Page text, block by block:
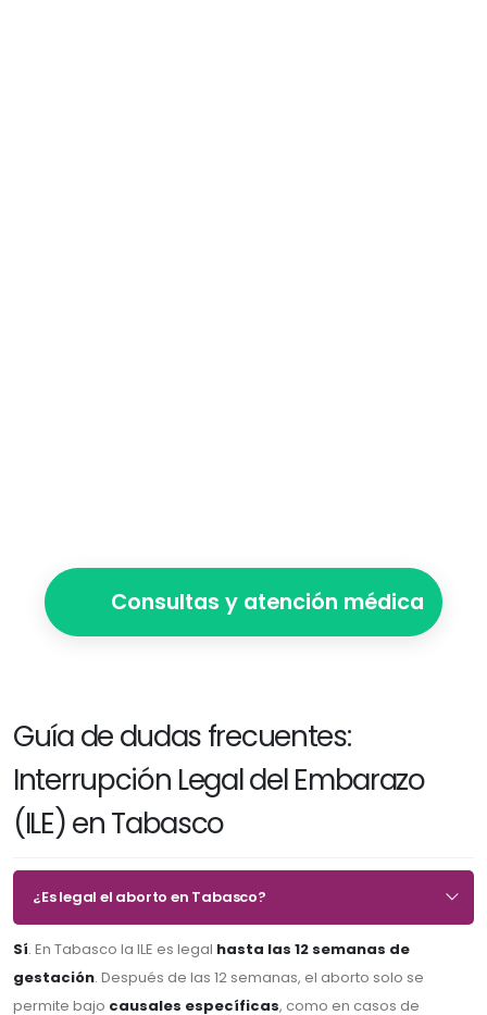
Consultas y atención médica
Guía de dudas frecuentes:
Interrupción Legal del Embarazo
(ILE) en Tabasco
¿Es legal el aborto en Tabasco?
Sí. En Tabasco la ILE es legal hasta las 12 semanas de
gestación. Después de las 12 semanas, el aborto solo se
permite bajo causales específicas, como en casos de